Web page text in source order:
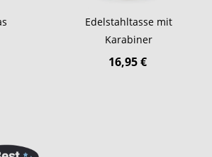
Edelstahltasse mit
Karabiner
16,95 €